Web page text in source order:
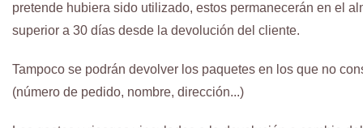
pretende hubiera sido utilizado, estos permanecerán en el
superior a 30 días desde la devolución del cliente.
Tampoco se podrán devolver los paquetes en los que no
(número de pedido, nombre, dirección...)